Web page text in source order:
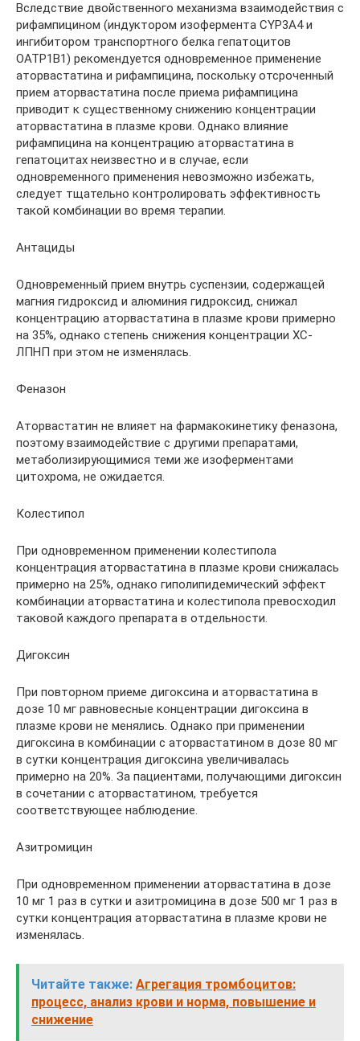
Вследствие двойственного механизма взаимодействия с
рифампицином (индуктором изофермента CYP3A4 и
ингибитором транспортного белка гепатоцитов
ОАТР1В1) рекомендуется одновременное применение
аторвастатина и рифампицина, поскольку отсроченный
прием аторвастатина после приема рифампицина
приводит к существенному снижению концентрации
аторвастатина в плазме крови. Однако влияние
рифампицина на концентрацию аторвастатина в
гепатоцитах неизвестно и в случае, если
одновременного применения невозможно избежать,
следует тщательно контролировать эффективность
такой комбинации во время терапии.
Антациды
Одновременный прием внутрь суспензии, содержащей
магния гидроксид и алюминия гидроксид, снижал
концентрацию аторвастатина в плазме крови примерно
на 35%, однако степень снижения концентрации ХС-
ЛПНП при этом не изменялась.
Феназон
Аторвастатин не влияет на фармакокинетику феназона,
поэтому взаимодействие с другими препаратами,
метаболизирующимися теми же изоферментами
цитохрома, не ожидается.
Колестипол
При одновременном применении колестипола
концентрация аторвастатина в плазме крови снижалась
примерно на 25%, однако гиполипидемический эффект
комбинации аторвастатина и колестипола превосходил
таковой каждого препарата в отдельности.
Дигоксин
При повторном приеме дигоксина и аторвастатина в
дозе 10 мг равновесные концентрации дигоксина в
плазме крови не менялись. Однако при применении
дигоксина в комбинации с аторвастатином в дозе 80 мг
в сутки концентрация дигоксина увеличивалась
примерно на 20%. За пациентами, получающими дигоксин
в сочетании с аторвастатином, требуется
соответствующее наблюдение.
Азитромицин
При одновременном применении аторвастатина в дозе
10 мг 1 раз в сутки и азитромицина в дозе 500 мг 1 раз в
сутки концентрация аторвастатина в плазме крови не
изменялась.
Читайте также: Агрегация тромбоцитов:
процесс, анализ крови и норма, повышение и
снижение